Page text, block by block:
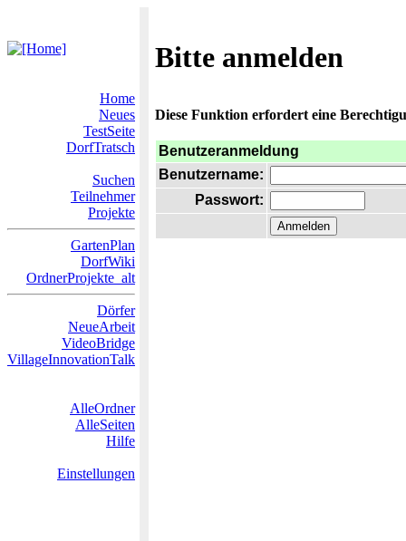
Bitte anmelden
Home
Neues
TestSeite
DorfTratsch
Suchen
Teilnehmer
Projekte
GartenPlan
DorfWiki
OrdnerProjekte_alt
Dörfer
NeueArbeit
VideoBridge
VillageInnovationTalk
AlleOrdner
AlleSeiten
Hilfe
Einstellungen
Diese Funktion erfordert eine
Benutzeranmeldung
Benutzername:
Passwort: